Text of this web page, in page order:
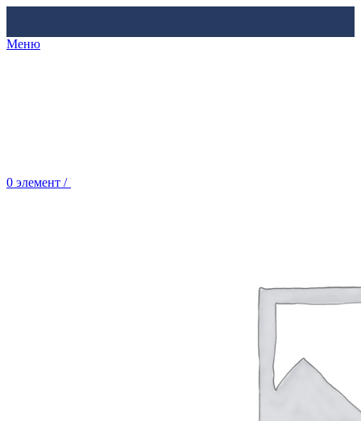
Меню
0 элемент / Br